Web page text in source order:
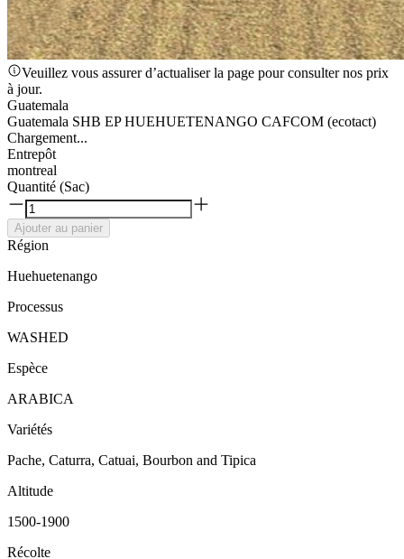
Veuillez vous assurer d’actualiser la page pour consulter nos prix
à jour.
Guatemala
Guatemala SHB EP HUEHUETENANGO CAFCOM (ecotact)
Chargement...
Entrepôt
montreal
Quantité (Sac)
Ajouter au panier
Région
Huehuetenango
Processus
WASHED
Espèce
ARABICA
Variétés
Pache, Caturra, Catuai, Bourbon and Tipica
Altitude
1500-1900
Récolte